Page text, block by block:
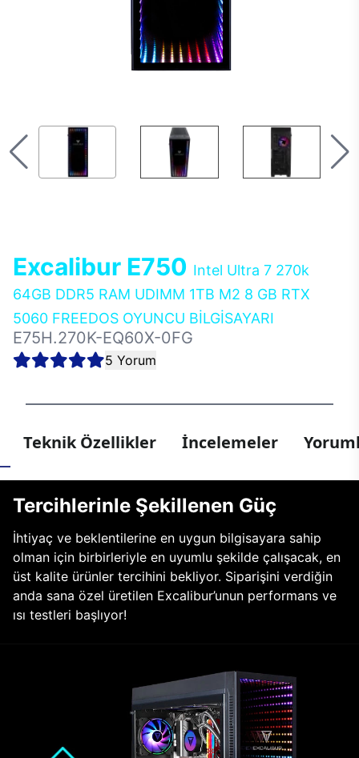
Excalibur E750 Intel Ultra 7 270k
64GB DDR5 RAM UDIMM 1TB M2 8 GB RTX
5060 FREEDOS OYUNCU BİLGİSAYARI
E75H.270K-EQ60X-0FG
5 Yorum
Teknik Özellikler İncelemeler
Tercihlerinle Şekillenen Güç
İhtiyaç ve beklentilerine en uygun bilgisayara sahip
olman için birbirleriyle en uyumlu şekilde çalışacak, en
üst kalite ürünler tercihini bekliyor. Siparişini verdiğin
anda sana özel üretilen Excalibur’unun performans ve
ısı testleri başlıyor!